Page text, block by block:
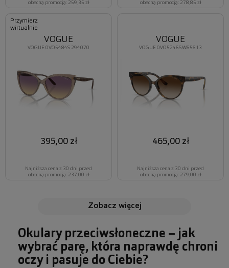
obecną promocją: 259,35 zł obecną promocją: 278,85 zł
Przymierz
wirtualnie
VOGUE 0VO5484S 294070
VOGUE
395,00 zł
Najniższa cena z 30 dni przed
obecną promocją: 237,00 zł
VOGUE 0VO5246S W65613
VOGUE
465,00 zł
Najniższa cena z 30 dni przed
obecną promocją: 279,00 zł
zobacz więcej
Okulary przeciwsłoneczne – jak
wybrać parę, która naprawdę chroni
oczy i pasuje do Ciebie?